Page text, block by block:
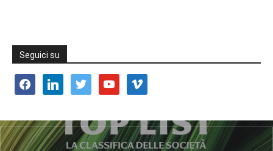
Seguici su
facebooklinkedin twitter youtube vimeo